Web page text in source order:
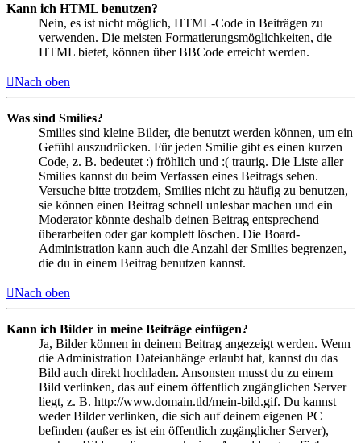
Kann ich HTML benutzen?
Nein, es ist nicht möglich, HTML-Code in Beiträgen zu
verwenden. Die meisten Formatierungsmöglichkeiten, die
HTML bietet, können über BBCode erreicht werden.
Nach oben
Was sind Smilies?
Smilies sind kleine Bilder, die benutzt werden können, um ein
Gefühl auszudrücken. Für jeden Smilie gibt es einen kurzen
Code, z. B. bedeutet :) fröhlich und :( traurig. Die Liste aller
Smilies kannst du beim Verfassen eines Beitrags sehen.
Versuche bitte trotzdem, Smilies nicht zu häufig zu benutzen,
sie können einen Beitrag schnell unlesbar machen und ein
Moderator könnte deshalb deinen Beitrag entsprechend
überarbeiten oder gar komplett löschen. Die Board-
Administration kann auch die Anzahl der Smilies begrenzen,
die du in einem Beitrag benutzen kannst.
Nach oben
Kann ich Bilder in meine Beiträge einfügen?
Ja, Bilder können in deinem Beitrag angezeigt werden. Wenn
die Administration Dateianhänge erlaubt hat, kannst du das
Bild auch direkt hochladen. Ansonsten musst du zu einem
Bild verlinken, das auf einem öffentlich zugänglichen Server
liegt, z. B. http://www.domain.tld/mein-bild.gif. Du kannst
weder Bilder verlinken, die sich auf deinem eigenen PC
befinden (außer es ist ein öffentlich zugänglicher Server),